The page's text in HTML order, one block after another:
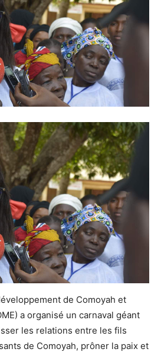
de Comoyah et
a organisé un carnaval géant
les relations entre les fils
de Comoyah, prôner la paix et